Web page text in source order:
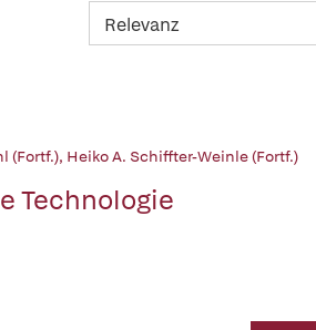
(Fortf.), Heiko A. Schiffter-Weinle (Fortf.)
Technologie